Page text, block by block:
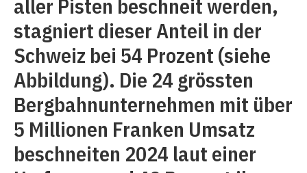
aller Pisten beschneit werden,
stagniert dieser Anteil in der
Schweiz bei 54 Prozent (siehe
Abbildung). Die 24 grössten
Bergbahnunternehmen mit über
5 Millionen Franken Umsatz
beschneiten 2024 laut einer